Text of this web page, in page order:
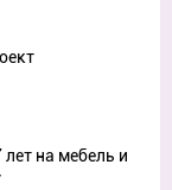
лет на мебель и